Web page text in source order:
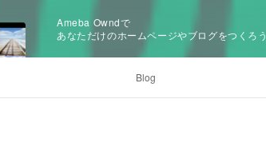
Ameba Owndで
あなただけのホームページやブログをつくろう
Blog